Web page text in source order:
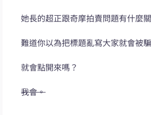
她長的超正跟奇摩拍賣問題有什麼
難道你以為把標題亂寫大家就會被
就會點開來嗎？
我會。